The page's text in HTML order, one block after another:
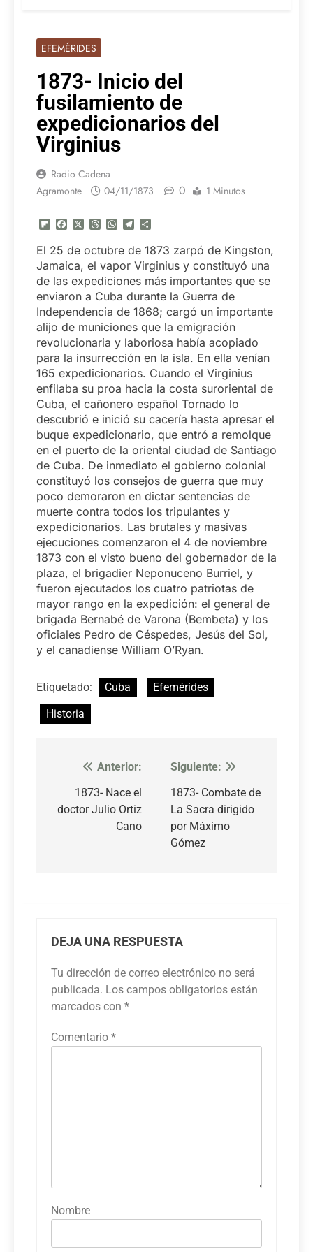
EFEMÉRIDES
1873- Inicio del
fusilamiento de
expedicionarios del
Virginius
Radio Cadena
Agramonte
04/11/1873 0 1 Minutos
Flipboard
FacebookThreadsWhatsApp
Telegram
El 25 de octubre de 1873 zarpó de Kingston,
Jamaica, el vapor Virginius y constituyó una
de las expediciones más importantes que se
enviaron a Cuba durante la Guerra de
Independencia de 1868; cargó un importante
alijo de municiones que la emigración
revolucionaria y laboriosa había acopiado
para la insurrección en la isla. En ella venían
165 expedicionarios. Cuando el Virginius
enfilaba su proa hacia la costa suroriental de
Cuba, el cañonero español Tornado lo
descubrió e inició su cacería hasta apresar el
buque expedicionario, que entró a remolque
en el puerto de la oriental ciudad de Santiago
de Cuba. De inmediato el gobierno colonial
constituyó los consejos de guerra que muy
poco demoraron en dictar sentencias de
muerte contra todos los tripulantes y
expedicionarios. Las brutales y masivas
ejecuciones comenzaron el 4 de noviembre
1873 con el visto bueno del gobernador de la
plaza, el brigadier Neponuceno Burriel, y
fueron ejecutados los cuatro patriotas de
mayor rango en la expedición: el general de
brigada Bernabé de Varona (Bembeta) y los
oficiales Pedro de Céspedes, Jesús del Sol,
y el canadiense William O’Ryan.
Etiquetado: Cuba
Efemérides
Historia
Navegación
Anterior:
1873- Nace el
doctor Julio Ortiz
Cano
Siguiente:
1873- Combate de
La Sacra dirigido
por Máximo
Gómez
DEJA UNA RESPUESTA
Tu dirección de correo electrónico no será
publicada. Los campos obligatorios están
marcados con *
Comentario *
Nombre